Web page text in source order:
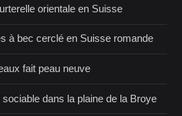
orientale en Suisse
à bec cerclé en Suisse romande
fait peau neuve
sociable dans la plaine de la Broye